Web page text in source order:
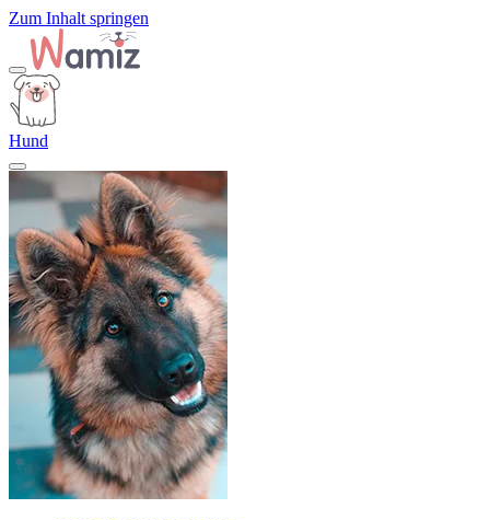
Zum Inhalt springen
Hund